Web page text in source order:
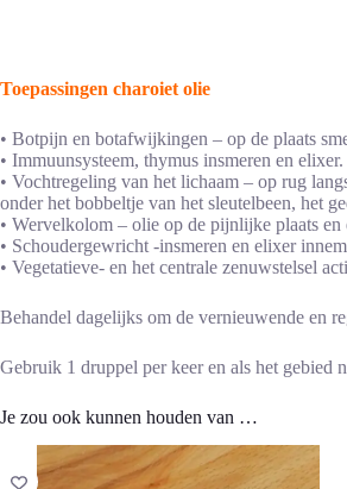
Toepassingen charoiet olie
• Botpijn en botafwijkingen – op de plaats
• Immuunsysteem, thymus insmeren en elixer.
• Vochtregeling van het lichaam – op rug
onder het bobbeltje van het sleutelbeen, het
• Wervelkolom – olie op de pijnlijke plaats en
• Schoudergewricht -insmeren en elixer
• Vegetatieve- en het centrale zenuwstelsel
Behandel dagelijks om de vernieuwende en
Gebruik 1 druppel per keer en als het gebied
Je zou ook kunnen houden van …